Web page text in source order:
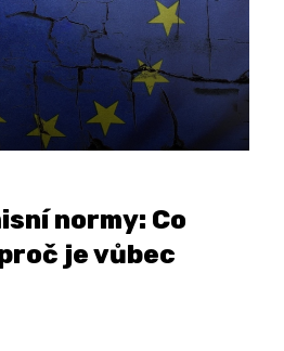
normy: Co
je vůbec